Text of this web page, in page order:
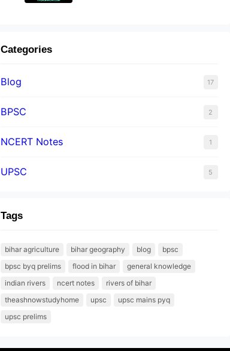
Categories
Blog 17
BPSC 2
NCERT Notes 1
UPSC 5
Tags
bihar agriculture bihar geography blog
bpsc
bpsc byq prelims
flood in bihar
general knowledge
indian rivers
ncert notes
rivers of bihar
theashnowstudyhome
upsc
upsc mains pyq
upsc prelims